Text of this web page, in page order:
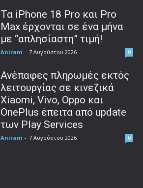
Τα iPhone 18 Pro και Pro
Max έρχονται σε ένα μήνα
με “απλησίαστη” τιμή!
Aniram - 7 Αυγούστου 2026 0
Ανέπαφες πληρωμές εκτός
λειτουργίας σε κινεζικά
Xiaomi, Vivo, Oppo και
OnePlus έπειτα από update
των Play Services
Aniram - 7 Αυγούστου 2026 0